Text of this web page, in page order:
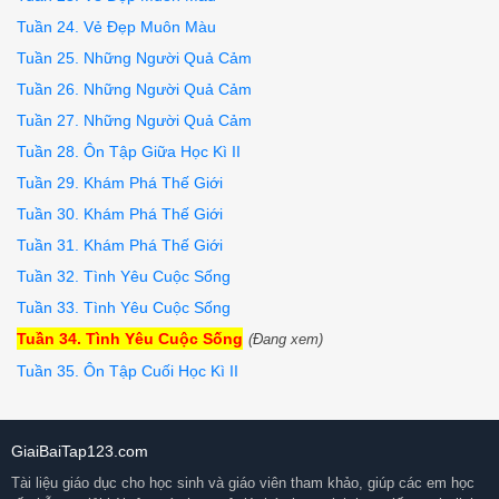
Phần khách hàng viết
Họ tên người gửi: Hoàng Thị Bá
Địa chỉ: sô' nhà 18, đường Nguyễn Du, thành phô' Bến
Số tiền gửi
(Bằng sô' trước và bằng chữ sau) 2000000 đ (Hai triệu
Họ tên người nhận: Ống Đoàn Văn Chí
Địa chỉ: xóm 3 xã Trung Sơn, huyện Thịnh Lộc, tỉnh Phú
Bưu điện tỉnh trả tiền: Tỉnh Phú Yên
ô dành cho việc sửa chữa
Chữ kí kiểm soát
Bến Tre, ngày 10-5-...
(Kí tên và dóng dấu)
2. Hãy điền các diều cần thiết vào giấy dột mua báo
TỔNG CÔNG TY BCVT VIỆT NAM	Độc lập - Tự do - Hạnh phúc
GIẤY ĐẶT MUA BÁO CHÍ TRONG NƯỚC
Số
Địa chỉ:	Số nhà 20, đường Lê Lợi,
Đặt mua các loại báo dưới đây:
(1)
Tuần 24. Vẻ Đẹp Muôn Màu
Tuần 25. Những Người Quả Cảm
Tuần 26. Những Người Quả Cảm
Tuần 27. Những Người Quả Cảm
Tuần 28. Ôn Tập Giữa Học Kì II
Tuần 29. Khám Phá Thế Giới
Tuần 30. Khám Phá Thế Giới
Tuần 31. Khám Phá Thế Giới
Tuần 32. Tình Yêu Cuộc Sống
Tuần 33. Tình Yêu Cuộc Sống
Tuần 34. Tình Yêu Cuộc Sống (Đang xem)
Tuần 35. Ôn Tập Cuối Học Kì II
GiaiBaiTap123.com
Tài liệu giáo dục cho học sinh và giáo viên tham khảo, giúp các em học